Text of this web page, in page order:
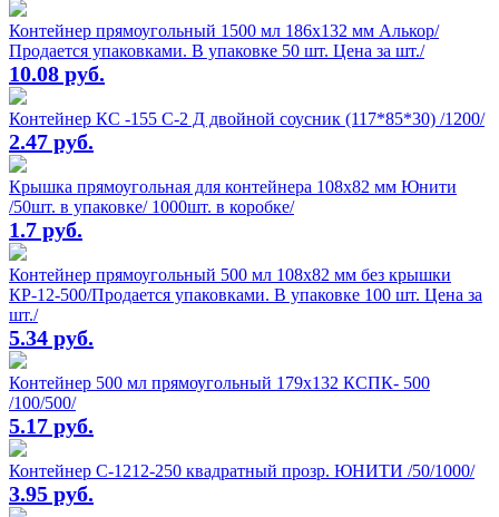
Контейнер прямоугольный 1500 мл 186х132 мм Алькор/
Продается упаковками. В упаковке 50 шт. Цена за шт./
10.08 руб.
Контейнер КС -155 С-2 Д двойной соусник (117*85*30) /1200/
2.47 руб.
Крышка прямоугольная для контейнера 108х82 мм Юнити
/50шт. в упаковке/ 1000шт. в коробке/
1.7 руб.
Контейнер прямоугольный 500 мл 108х82 мм без крышки
КР-12-500/Продается упаковками. В упаковке 100 шт. Цена за
шт./
5.34 руб.
Контейнер 500 мл прямоугольный 179х132 КСПК- 500
/100/500/
5.17 руб.
Контейнер С-1212-250 квадратный прозр. ЮНИТИ /50/1000/
3.95 руб.